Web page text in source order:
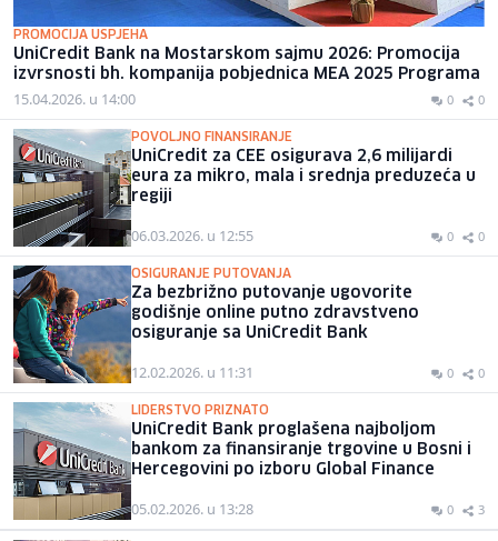
PROMOCIJA USPJEHA
UniCredit Bank na Mostarskom sajmu 2026: Promocija
izvrsnosti bh. kompanija pobjednica MEA 2025 Programa
15.04.2026. u 14:00 0 0
POVOLJNO FINANSIRANJE
UniCredit za CEE osigurava 2,6 milijardi
eura za mikro, mala i srednja preduzeća u
regiji
06.03.2026. u 12:55 0 0
OSIGURANJE PUTOVANJA
Za bezbrižno putovanje ugovorite
godišnje online putno zdravstveno
osiguranje sa UniCredit Bank
12.02.2026. u 11:31 0 0
LIDERSTVO PRIZNATO
UniCredit Bank proglašena najboljom
bankom za finansiranje trgovine u Bosni i
Hercegovini po izboru Global Finance
05.02.2026. u 13:28 0 3